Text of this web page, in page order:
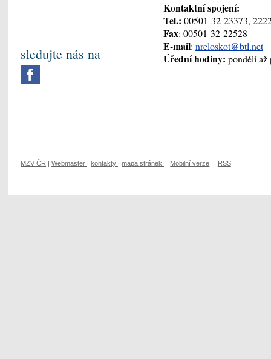
Kontaktní spojení:
Tel.: 00501-32-23373,
Fax: 00501-32-22528
E-mail: nreloskot@btl.net
Úřední hodiny: pondělí až
sledujte nás na
MZV ČR | Webmaster | kontakty | mapa stránek | Mobilní verze | RSS